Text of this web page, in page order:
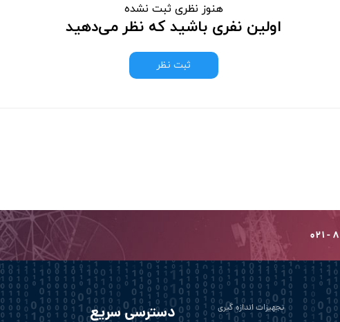
هنوز نظری ثبت نشده
اولین نفری باشید که نظر می‌دهید
ثبت نظر
دسترسی سریع
تجهیزات اندازه گیری